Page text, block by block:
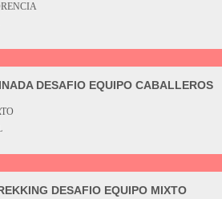
DESAFIO EQUIPO CABALLEROS
DESAFIO EQUIPO MIXTO